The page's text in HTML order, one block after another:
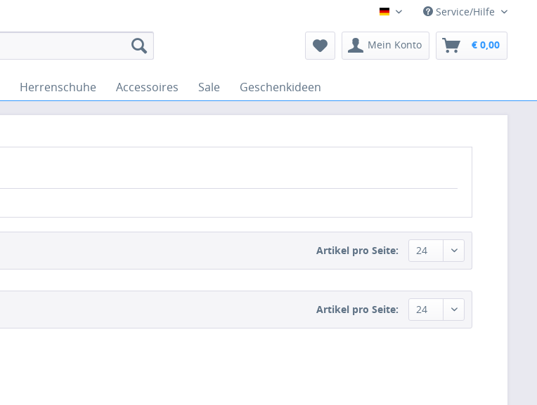
Deutsch Service/Hilfe
Mein Konto € 0,00
Herrenschuhe Accessoires Sale Geschenkideen
Artikel pro Seite:
Artikel pro Seite: